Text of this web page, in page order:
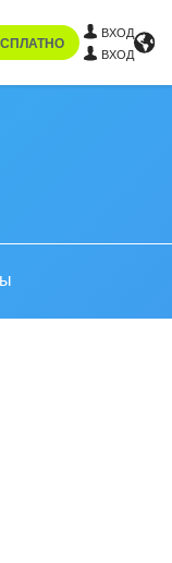
ВХОД
ВХОД